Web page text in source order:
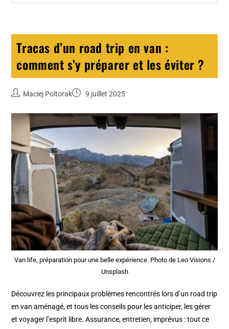
Tracas d’un road trip en van :
comment s’y préparer et les éviter ?
Maciej Poltorak 9 juillet 2025
Van life, préparation pour une belle expérience. Photo de Leo Visions /
Unsplash
Découvrez les principaux problèmes rencontrés lors d’un road trip
en van aménagé, et tous les conseils pour les anticiper, les gérer
et voyager l’esprit libre. Assurance, entretien, imprévus : tout ce